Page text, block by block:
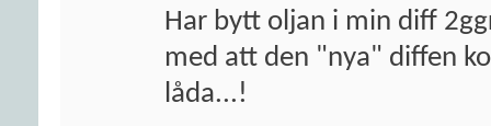
Har bytt oljan i min diff
med att den "nya" diffen
låda...!